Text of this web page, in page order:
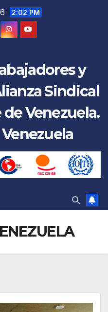
2:02 PM
y
Sindical
Venezuela.